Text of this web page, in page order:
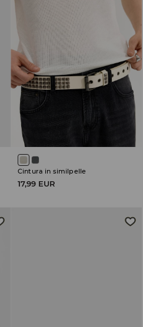
Cintura in similpelle
17,99 EUR